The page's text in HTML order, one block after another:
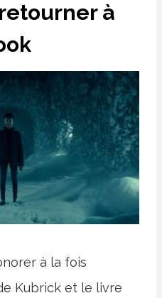
à
à la fois
Kubrick et le livre